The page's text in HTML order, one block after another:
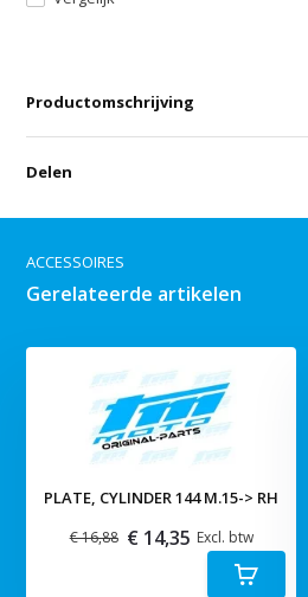
Productomschrijving
Delen
ACCESSOIRES
Gerelateerde artikelen
PLATE, CYLINDER 144 M.15-> RH
€ 16,88 € 14,35 Excl. btw